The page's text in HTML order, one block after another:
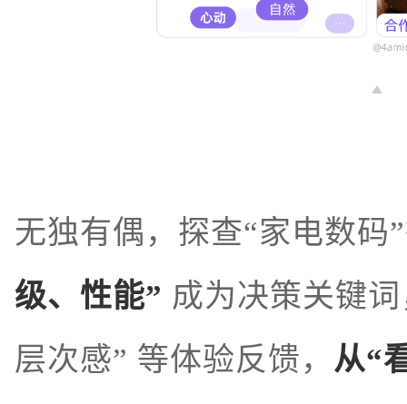
无独有偶，探查“家电数码
级、性能” 成为决策关键
层次感” 等体验反馈， 从“